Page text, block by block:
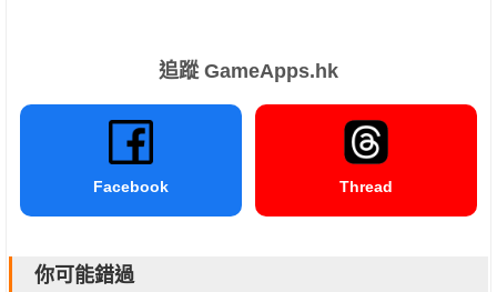
追蹤 GameApps.hk
Facebook Thread
你可能錯過